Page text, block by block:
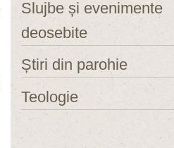
Slujbe și evenimente
deosebite
Știri din parohie
Teologie